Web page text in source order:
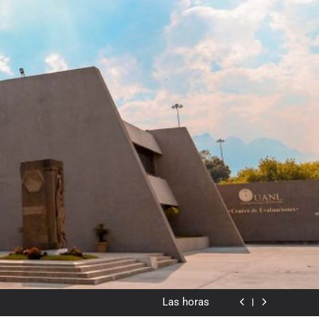
en lo visual como forma o cromatismo”
Poemas de Victoria Marín Fallas
Las horas
Del valor en la literatura